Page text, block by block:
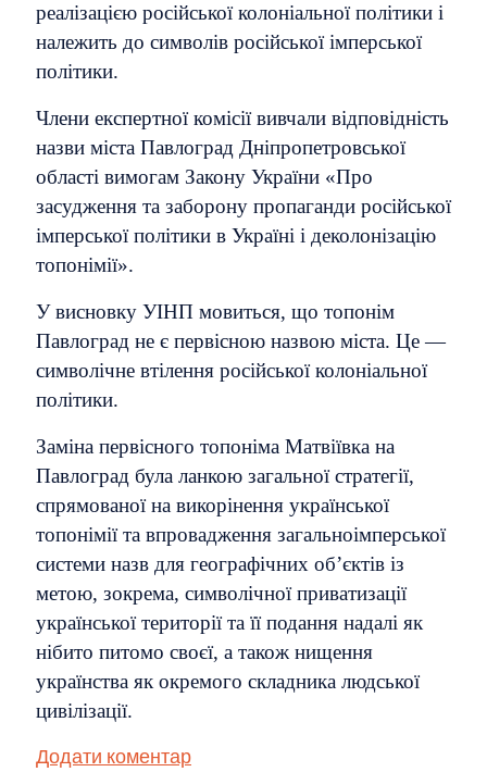
реалізацією російської колоніальної політики і
належить до символів російської імперської
політики.
Члени експертної комісії вивчали відповідність
назви міста Павлоград Дніпропетровської
області вимогам Закону України «Про
засудження та заборону пропаганди російської
імперської політики в Україні і деколонізацію
топонімії».
У висновку УІНП мовиться, що топонім
Павлоград не є первісною назвою міста. Це —
символічне втілення російської колоніальної
політики.
Заміна первісного топоніма Матвіївка на
Павлоград була ланкою загальної стратегії,
спрямованої на викорінення української
топонімії та впровадження загальноімперської
системи назв для географічних об’єктів із
метою, зокрема, символічної приватизації
української території та її подання надалі як
нібито питомо своєї, а також нищення
українства як окремого складника людської
цивілізації.
Додати коментар